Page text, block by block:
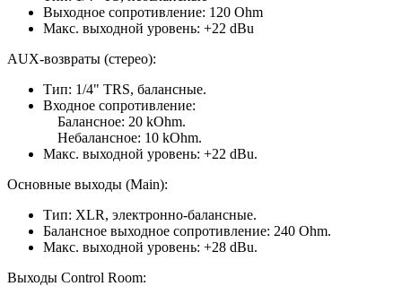
Выходное сопротивление: 120 Ohm
Макс. выходной уровень: +22 dBu
AUX-возвраты (стерео):
Тип: 1/4" TRS, балансные.
Входное сопротивление:
Балансное: 20 kOhm.
Небалансное: 10 kOhm.
Макс. выходной уровень: +22 dBu.
Основные выходы (Main):
Тип: XLR, электронно-балансные.
Балансное выходное сопротивление: 240 Ohm.
Макс. выходной уровень: +28 dBu.
Выходы Control Room: